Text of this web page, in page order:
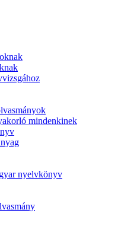
mindenkinek
nyelvkönyv